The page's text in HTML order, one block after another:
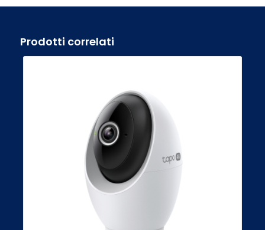
Prodotti correlati